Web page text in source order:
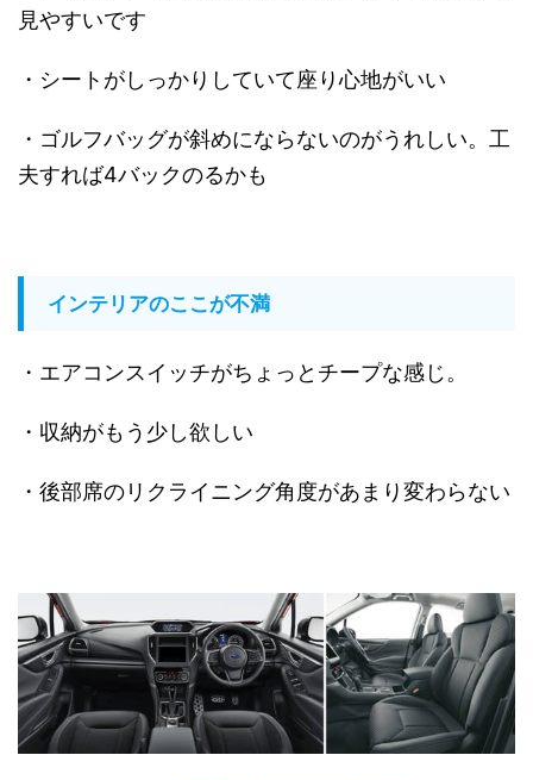
見やすいです
・シートがしっかりしていて座り心地がいい
・ゴルフバッグが斜めにならないのがうれしい。工
夫すれば4バックのるかも
インテリアのここが不満
・エアコンスイッチがちょっとチープな感じ。
・収納がもう少し欲しい
・後部席のリクライニング角度があまり変わらない